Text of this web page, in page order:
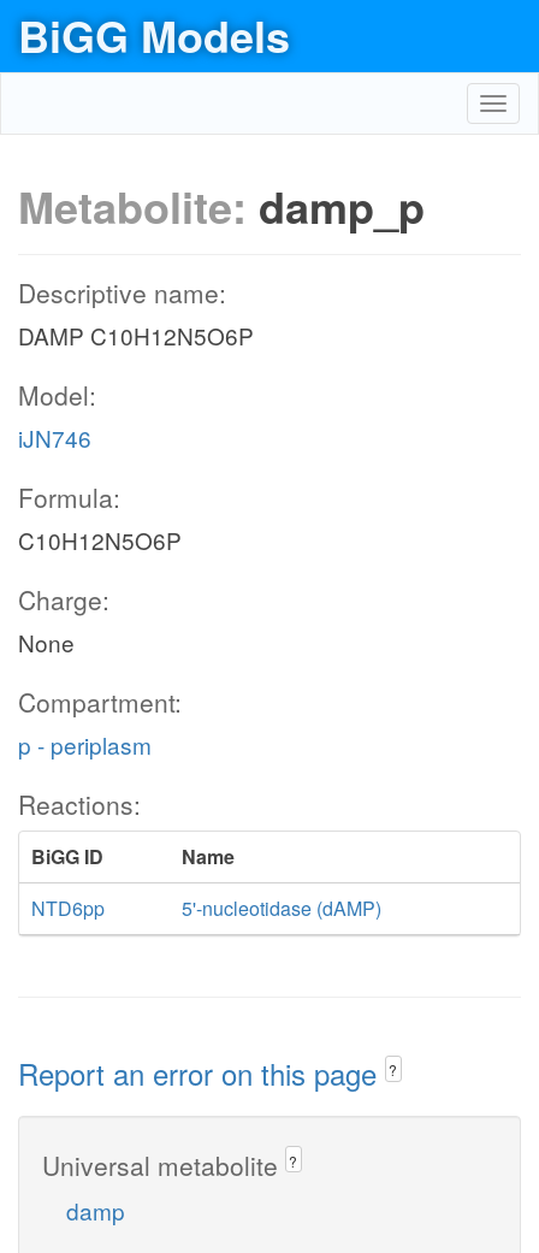
BiGG Models
Metabolite: damp_p
Descriptive name:
DAMP C10H12N5O6P
Model:
iJN746
Formula:
C10H12N5O6P
Charge:
None
Compartment:
p - periplasm
Reactions:
BiGG ID
Name
NTD6pp
5'-nucleotidase (dAMP)
Report an error on this page ?
Universal metabolite ?
damp